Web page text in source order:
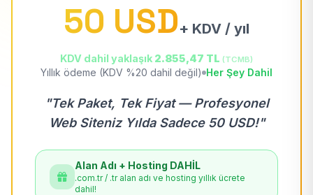
50 USD+ KDV / yıl
KDV dahil yaklaşık 2.855,47 TL (TCMB)
Yıllık ödeme (KDV %20 dahil değil) Her Şey Dahil
"Tek Paket, Tek Fiyat — Profesyonel
Web Siteniz Yılda Sadece 50 USD!"
Alan Adı + Hosting DAHİL
.com.tr / .tr alan adı ve hosting yıllık ücrete
dahil!